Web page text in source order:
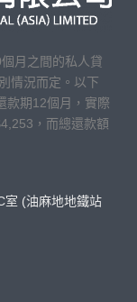
月之間的私人貸
情況而定。以下
款期12個月，實際
，而總還款額
室 (油麻地地鐵站